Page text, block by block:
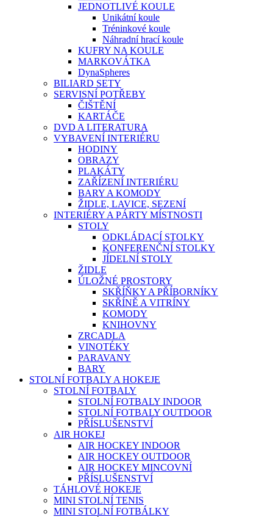
JEDNOTLIVÉ KOULE
Unikátní koule
Tréninkové koule
Náhradní hrací koule
KUFRY NA KOULE
MARKOVÁTKA
DynaSpheres
BILIARD SETY
SERVISNÍ POTŘEBY
ČIŠTĚNÍ
KARTÁČE
DVD A LITERATURA
VYBAVENÍ INTERIÉRU
HODINY
OBRAZY
PLAKÁTY
ZAŘÍZENÍ INTERIÉRU
BARY A KOMODY
ŽIDLE, LAVICE, SEZENÍ
INTERIÉRY A PÁRTY MÍSTNOSTI
STOLY
ODKLÁDACÍ STOLKY
KONFERENČNÍ STOLKY
JÍDELNÍ STOLY
ŽIDLE
ÚLOŽNÉ PROSTORY
SKŘÍŇKY A PŘÍBORNÍKY
SKŘÍNĚ A VITRÍNY
KOMODY
KNIHOVNY
ZRCADLA
VINOTÉKY
PARAVANY
BARY
STOLNÍ FOTBALY A HOKEJE
STOLNÍ FOTBALY
STOLNÍ FOTBALY INDOOR
STOLNÍ FOTBALY OUTDOOR
PŘÍSLUŠENSTVÍ
AIR HOKEJ
AIR HOCKEY INDOOR
AIR HOCKEY OUTDOOR
AIR HOCKEY MINCOVNÍ
PŘÍSLUŠENSTVÍ
TÁHLOVÉ HOKEJE
MINI STOLNÍ TENIS
MINI STOLNÍ FOTBÁLKY